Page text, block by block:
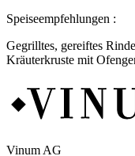
Speiseempfehlungen :
Gegrilltes, gereiftes
Kräuterkruste mit
Vinum AG